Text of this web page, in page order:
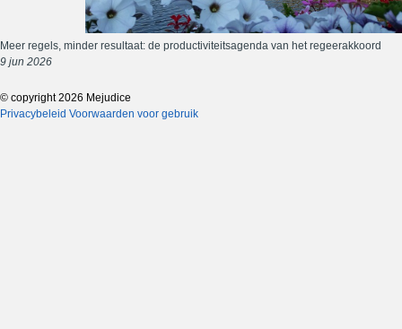
Meer regels, minder resultaat: de productiviteitsagenda van het regeerakkoord
9 jun 2026
© copyright 2026 Mejudice
Privacybeleid Voorwaarden voor gebruik